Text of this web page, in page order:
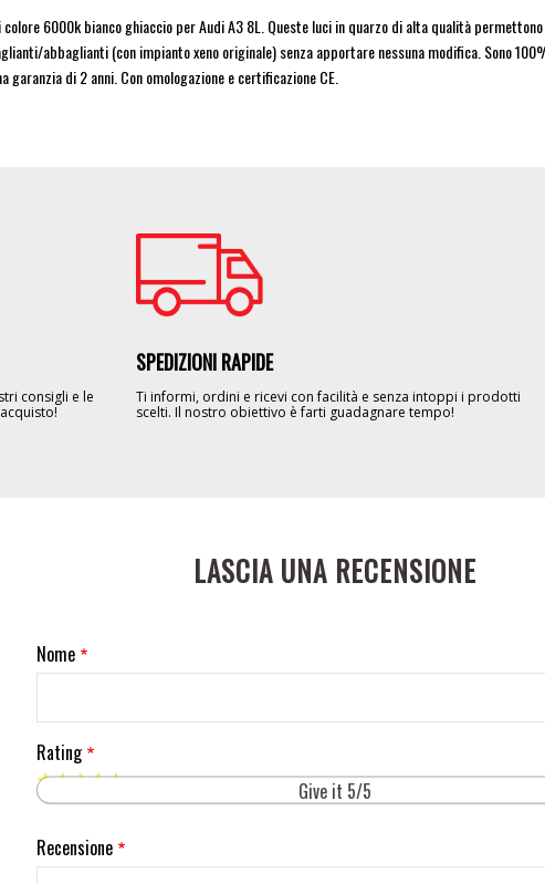
6000k bianco ghiaccio per Audi A3 8L. Queste luci in quarzo di alta qualità
abbaglianti (con impianto xeno originale) senza apportare nessuna modifica. Sono
di 2 anni. Con omologazione e certificazione CE.
consigli e le
Image
SPEDIZIONI RAPIDE
Ti informi, ordini e ricevi con facilità e senza intoppi i prodotti
scelti. Il nostro obiettivo è farti guadagnare tempo!
LASCIA UNA RECENSIONE
Nome
Rating
Give it 5/5
Recensione